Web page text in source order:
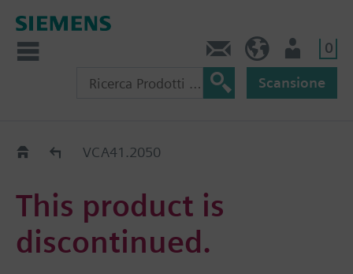
0
Scansione
Old2NewVCA41.2050
This product is
discontinued.